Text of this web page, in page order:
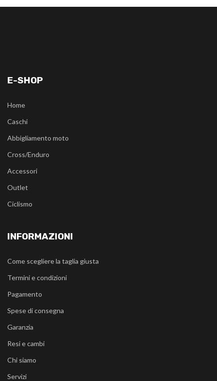
E-SHOP
Home
Caschi
Abbigliamento moto
Cross/Enduro
Accessori
Outlet
Ciclismo
INFORMAZIONI
Come scegliere la taglia giusta
Termini e condizioni
Pagamento
Spese di consegna
Garanzia
Resi e cambi
Chi siamo
Servizi